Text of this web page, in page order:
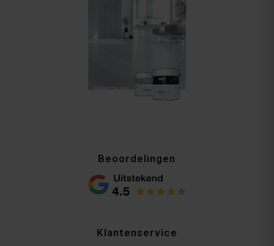
Beoordelingen
Klantenservice